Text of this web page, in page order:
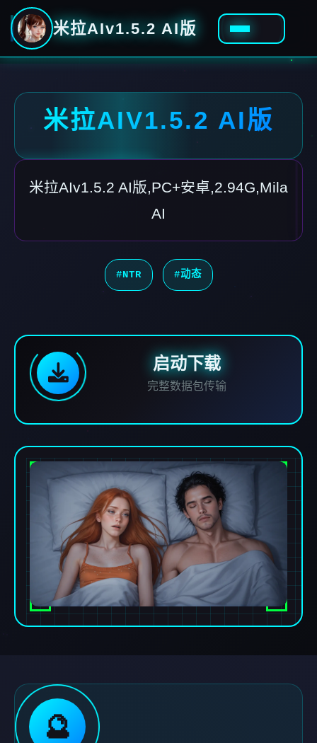
米拉AIv1.5.2 AI版
米拉AIV1.5.2 AI版
米拉AIv1.5.2 AI版,PC+安卓,2.94G,Mila
AI
#NTR #动态
启动下载
完整数据包传输
🔮